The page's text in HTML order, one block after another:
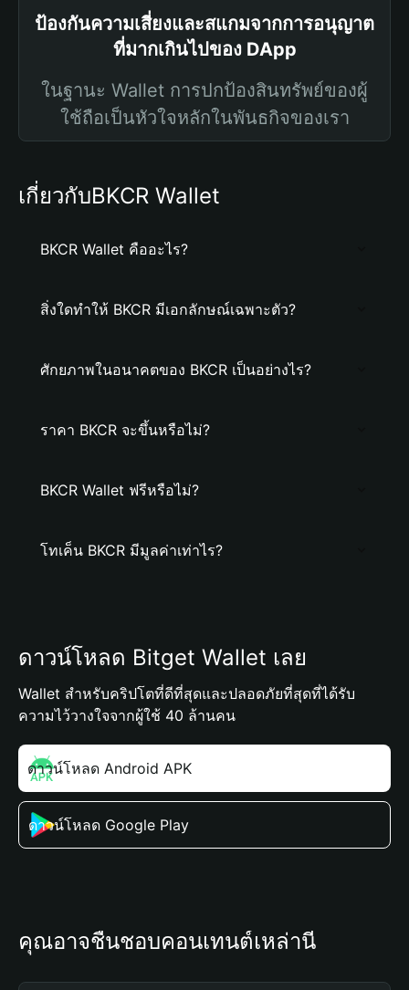
ป้องกันความเสี่ยงและสแกมจากการอนุญาต
ที่มากเกินไปของ DApp
ในฐานะ Wallet การปกป้องสินทรัพย์ของผู้
ใช้ถือเป็นหัวใจหลักในพันธกิจของเรา
เกี่ยวกับBKCR Wallet
BKCR Wallet คืออะไร?
สิ่งใดทำให้ BKCR มีเอกลักษณ์เฉพาะตัว?
ศักยภาพในอนาคตของ BKCR เป็นอย่างไร?
ราคา BKCR จะขึ้นหรือไม่?
BKCR Wallet ฟรีหรือไม่?
โทเค็น BKCR มีมูลค่าเท่าไร?
ดาวน์โหลด Bitget Wallet เลย
Wallet สำหรับคริปโตที่ดีที่สุดและปลอดภัยที่สุดที่ได้รับ
ความไว้วางใจจากผู้ใช้ 40 ล้านคน
ดาวน์โหลด Android APK
ดาวน์โหลด Google Play
คุณอาจชื่นชอบคอนเทนต์เหล่านี้